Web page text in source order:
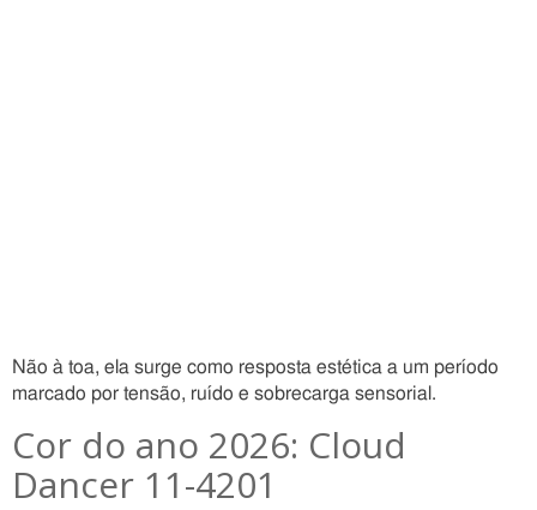
Não à toa, ela surge como resposta estética a um período
marcado por tensão, ruído e sobrecarga sensorial.
Cor do ano 2026: Cloud
Dancer 11-4201